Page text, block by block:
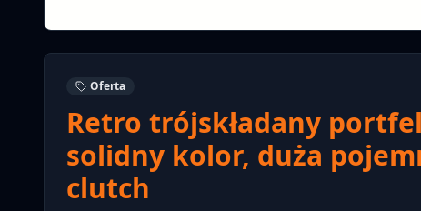
Oferta
Retro trójskładany
solidny kolor, duża
clutch